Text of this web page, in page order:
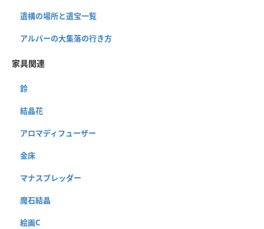
遺構の場所と遺宝一覧
アルバーの大集落の行き方
家具関連
鈴
結晶花
アロマディフューザー
金床
マナスプレッダー
魔石結晶
絵画C